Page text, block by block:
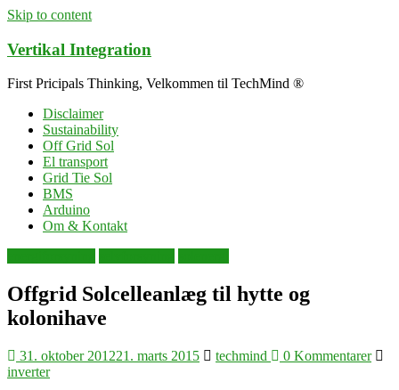
Skip to content
Vertikal Integration
First Pricipals Thinking, Velkommen til TechMind ®
Disclaimer
Sustainability
Off Grid Sol
El transport
Grid Tie Sol
BMS
Arduino
Om & Kontakt
Offgrid Solcelleanlæg til hytte og
kolonihave
31. oktober 201221. marts 2015 techmind
0 Kommentarer
inverter